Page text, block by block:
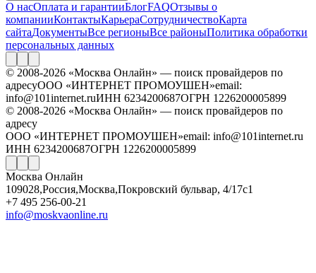
О насОплата и гарантииБлогFAQОтзывы о
компанииКонтактыКарьераСотрудничествоКарта
сайтаДокументыВсе регионыВсе районыПолитика обработки
персональных данных
© 2008-2026 «Москва Онлайн» — поиск провайдеров по
адресуООО «ИНТЕРНЕТ ПРОМОУШЕН»email:
info@101internet.ruИНН 6234200687ОГРН 1226200005899
© 2008-2026 «Москва Онлайн» — поиск провайдеров по
адресу
ООО «ИНТЕРНЕТ ПРОМОУШЕН»email: info@101internet.ru
ИНН 6234200687ОГРН 1226200005899
Москва Онлайн
109028,Россия,Москва,Покровский бульвар, 4/17с1
+7 495 256-00-21
info@moskvaonline.ru